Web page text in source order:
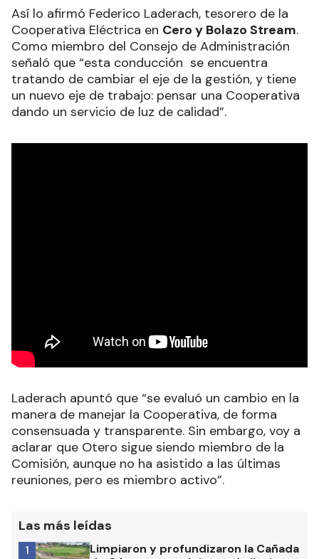
Así lo afirmó Federico Laderach, tesorero de la
Cooperativa Eléctrica en Cero y Bolazo Stream.
Como miembro del Consejo de Administración
señaló que “esta conducción se encuentra
tratando de cambiar el eje de la gestión, y tiene
un nuevo eje de trabajo: pensar una Cooperativa
dando un servicio de luz de calidad”.
Laderach apuntó que “se evaluó un cambio en la
manera de manejar la Cooperativa, de forma
consensuada y transparente. Sin embargo, voy a
aclarar que Otero sigue siendo miembro de la
Comisión, aunque no ha asistido a las últimas
reuniones, pero es miembro activo”.
Las más leídas
Limpiaron y profundizaron la Cañada
1